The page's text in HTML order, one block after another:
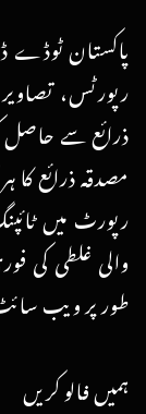
پاکستان ٹوڈے
رپورٹس،
ذرائع سے حاصل
مصدقہ ذرائع کا
رپورٹ میں
والی غلطی کی
طور پر ویب
ہمیں فالو کریں